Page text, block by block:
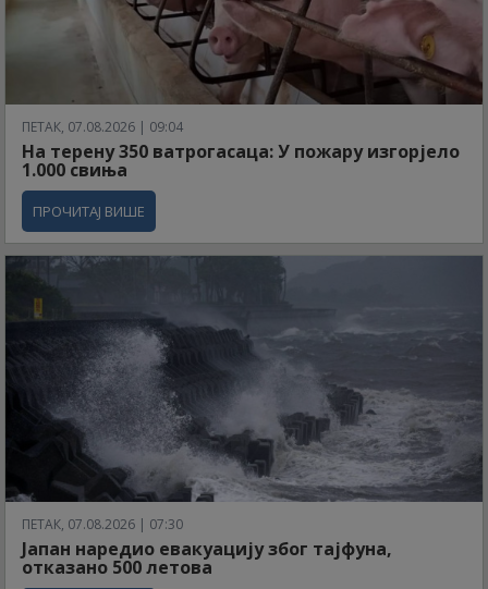
ПЕТАК, 07.08.2026 | 09:04
На терену 350 ватрогасаца: У пожару изгорјело
1.000 свиња
ПРОЧИТАЈ ВИШЕ
ПЕТАК, 07.08.2026 | 07:30
Јапан наредио евакуацију због тајфуна,
отказано 500 летова